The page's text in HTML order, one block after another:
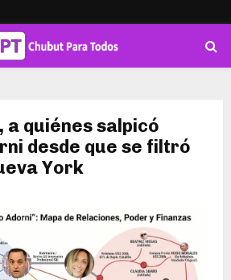
a quiénes salpicó
desde que se filtró
York